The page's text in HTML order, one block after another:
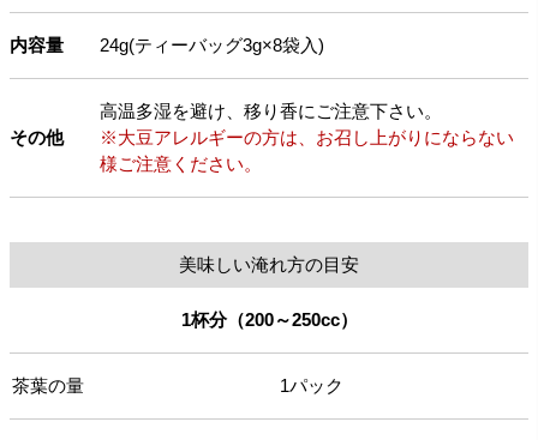
内容量 24g(ティーバッグ3g×8袋入)
その他
高温多湿を避け、移り香にご注意下さい。
※大豆アレルギーの方は、お召し上がりにならない
様ご注意ください。
美味しい淹れ方の目安
1杯分（200～250cc）
茶葉の量 1パック